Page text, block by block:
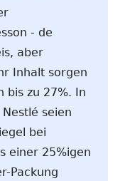
- de
aber
Inhalt sorgen
bis zu 27%. In
seien
bei
einer 25%igen
Packung